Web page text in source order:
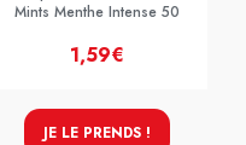
Mints Menthe Intense 50
1,59€
JE LE PRENDS !